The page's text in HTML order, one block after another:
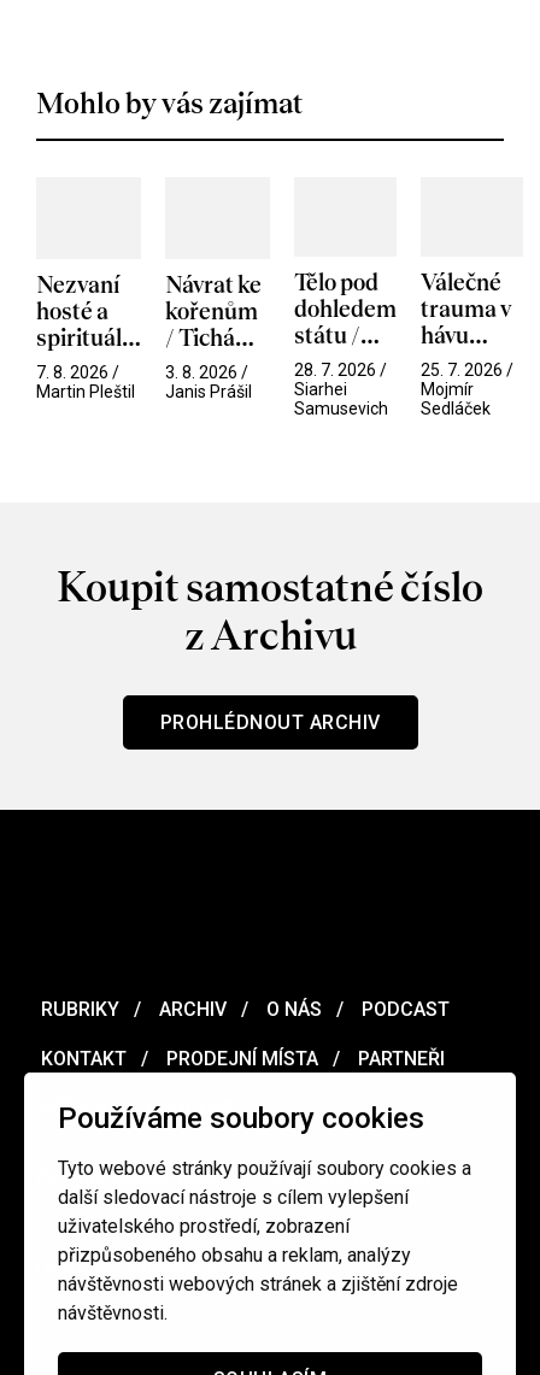
Používáme soubory cookies
Tyto webové stránky používají soubory cookies a
další sledovací nástroje s cílem vylepšení
uživatelského prostředí, zobrazení
přizpůsobeného obsahu a reklam, analýzy
návštěvnosti webových stránek a zjištění zdroje
návštěvnosti.
Mohlo by vás zajímat
Nezvaní
hosté a
spirituální
narušitelé
z vesmíru
7. 8. 2026 /
Martin Pleštil
Návrat ke
kořenům
/ Tichá
přítelkyně
3. 8. 2026 /
Janis Prášil
Tělo pod
dohledem
státu /
Pramen
28. 7. 2026 /
Siarhei
Samusevich
Válečné
trauma v
hávu
spektáklu
/ Odyssea
25. 7. 2026 /
Mojmír
Sedláček
Koupit samostatné číslo
z Archivu
PROHLÉDNOUT ARCHIV
RUBRIKY ARCHIV O NÁS PODCAST
KONTAKT PRODEJNÍ MÍSTA PARTNEŘI
MERCH VOUCHER
Ochrana osobních údajů / Obchodní podmínky
redakce@cinepur.cz